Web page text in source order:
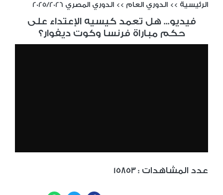
الرئيسية >> الدوري العام >> الدوري المصري 2025/2026
فيديو... هل تعمد كيسيه الإعتداء على
حكم مباراة فرنسا وكوت ديفوار؟
15853 : عدد المشاهدات